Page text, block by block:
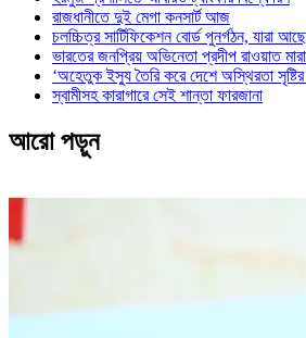
রাজধানীতে দুই মেগা কনসার্ট আজ
চলচ্চিত্র সার্টিফিকেশন বোর্ড পুনর্গঠন, যারা
ভারতের জনপ্রিয় অভিনেতা প্রদীপ রাওয়াত
‘অহেতুক ইস্যু তৈরি করে দেশে অস্থিরতা সৃষ্টির
স্বামীসহ কারাগারে সেই শান্তা ফারজানা
আরো পড়ুন